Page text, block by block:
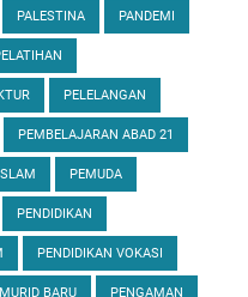
PALESTINA PANDEMI
PELELANGAN
PEMBELAJARAN ABAD 21
PEMUDA
PENDIDIKAN
PENDIDIKAN VOKASI
BARU PENGAMAN